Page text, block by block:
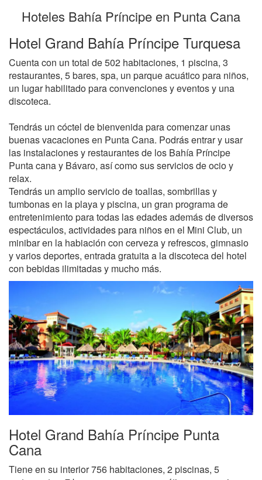
Hoteles Bahía Príncipe en Punta Cana
Hotel Grand Bahía Príncipe Turquesa
Cuenta con un total de 502 habitaciones, 1 piscina, 3
restaurantes, 5 bares, spa, un parque acuático para niños,
un lugar habilitado para convenciones y eventos y una
discoteca.
Tendrás un cóctel de bienvenida para comenzar unas
buenas vacaciones en Punta Cana. Podrás entrar y usar
las instalaciones y restaurantes de los Bahía Príncipe
Punta cana y Bávaro, así como sus servicios de ocio y
relax.
Tendrás un amplio servicio de toallas, sombrillas y
tumbonas en la playa y piscina, un gran programa de
entretenimiento para todas las edades además de diversos
espectáculos, actividades para niños en el Mini Club, un
minibar en la habiación con cerveza y refrescos, gimnasio
y varios deportes, entrada gratuita a la discoteca del hotel
con bebidas ilimitadas y mucho más.
Hotel Grand Bahía Príncipe Punta
Cana
Tiene en su interior 756 habitaciones, 2 piscinas, 5